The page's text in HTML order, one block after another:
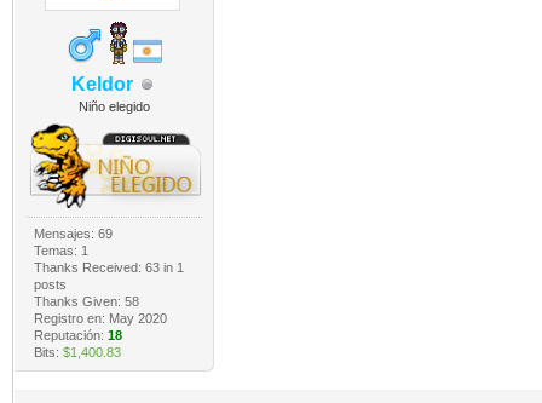
Keldor
Niño elegido
Mensajes: 69
Temas: 1
Thanks Received: 63in 1
posts
Thanks Given: 58
Registro en: May 2020
Reputación: 18
Bits: $1,400.83